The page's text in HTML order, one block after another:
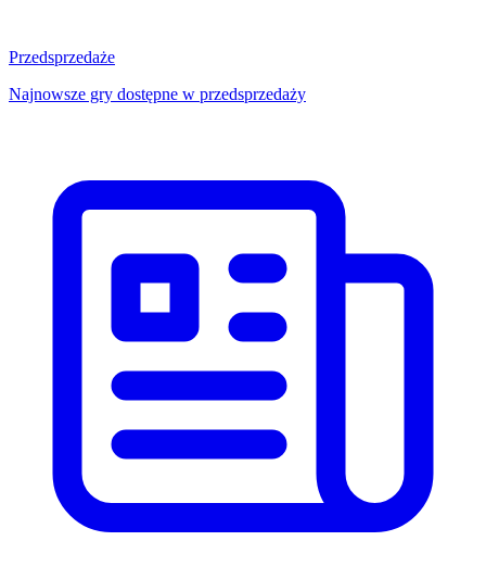
Przedsprzedaże
Najnowsze gry dostępne w przedsprzedaży